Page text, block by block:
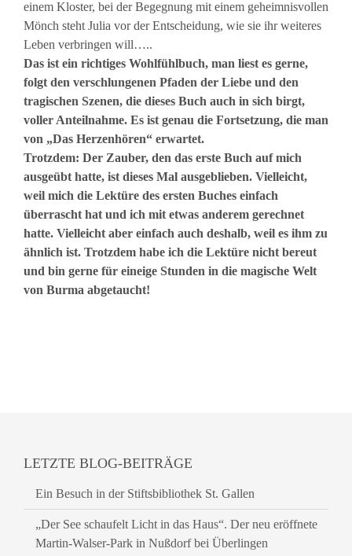
einem Kloster, bei der Begegnung mit einem geheimnisvollen
Mönch steht Julia vor der Entscheidung, wie sie ihr weiteres
Leben verbringen will…..
Das ist ein richtiges Wohlfühlbuch, man liest es gerne,
folgt den verschlungenen Pfaden der Liebe und den
tragischen Szenen, die dieses Buch auch in sich birgt,
voller Anteilnahme. Es ist genau die Fortsetzung, die man
von „Das Herzenhören“ erwartet.
Trotzdem: Der Zauber, den das erste Buch auf mich
ausgeübt hatte, ist dieses Mal ausgeblieben. Vielleicht,
weil mich die Lektüre des ersten Buches einfach
überrascht hat und ich mit etwas anderem gerechnet
hatte. Vielleicht aber einfach auch deshalb, weil es ihm zu
ähnlich ist. Trotzdem habe ich die Lektüre nicht bereut
und bin gerne für eineige Stunden in die magische Welt
von Burma abgetaucht!
LETZTE BLOG-BEITRÄGE
Ein Besuch in der Stiftsbibliothek St. Gallen
„Der See schaufelt Licht in das Haus“. Der neu eröffnete
Martin-Walser-Park in Nußdorf bei Überlingen